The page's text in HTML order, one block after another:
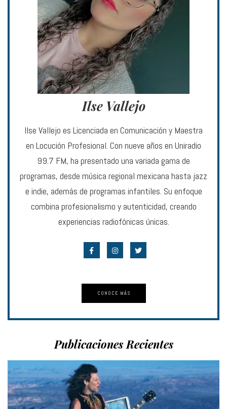
Ilse Vallejo
Ilse Vallejo es Licenciada en Comunicación y Maestra
en Locución Profesional. Con nueve años en Uniradio
99.7 FM, ha presentado una variada gama de
programas, desde música regional mexicana hasta jazz
e indie, además de programas infantiles. Su enfoque
combina profesionalismo y autenticidad, creando
experiencias radiofónicas únicas.
CONOCE MÁS
Publicaciones Recientes